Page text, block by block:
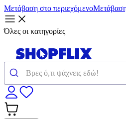
Μετάβαση στο περιεχόμενο
Όλες οι κατηγορίες